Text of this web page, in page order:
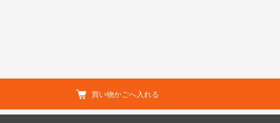
買い物かごへ入れる